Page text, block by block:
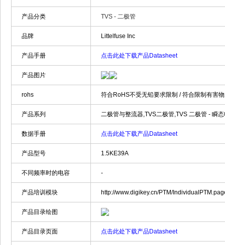
产品分类 TVS - 二极管
品牌 Littelfuse Inc
产品手册 点击此处下载产品Datasheet
产品图片
rohs 符合RoHS不受无铅要求限制 / 符合限制有害
产品系列 二极管与整流器,TVS二极管,TVS 二极管 - 瞬
数据手册 点击此处下载产品Datasheet
产品型号 1.5KE39A
不同频率时的电容 -
产品培训模块 http://www.digikey.cn/PTM/
产品目录绘图
产品目录页面 点击此处下载产品Datasheet